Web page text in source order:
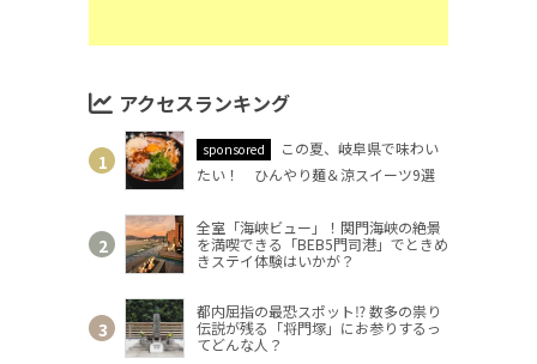
アクセスランキング
sponsored
この夏、岐阜県で味わい
たい！ ひんやり麺＆涼スイーツ9選
全室「海峡ビュー」！関門海峡の絶景
を満喫できる「BEB5門司港」でときめ
きステイ体験はいかが？
都内屈指の最恐スポット⁉ 数多の祟り
伝説が残る「将門塚」にお参りするっ
てどんな人？